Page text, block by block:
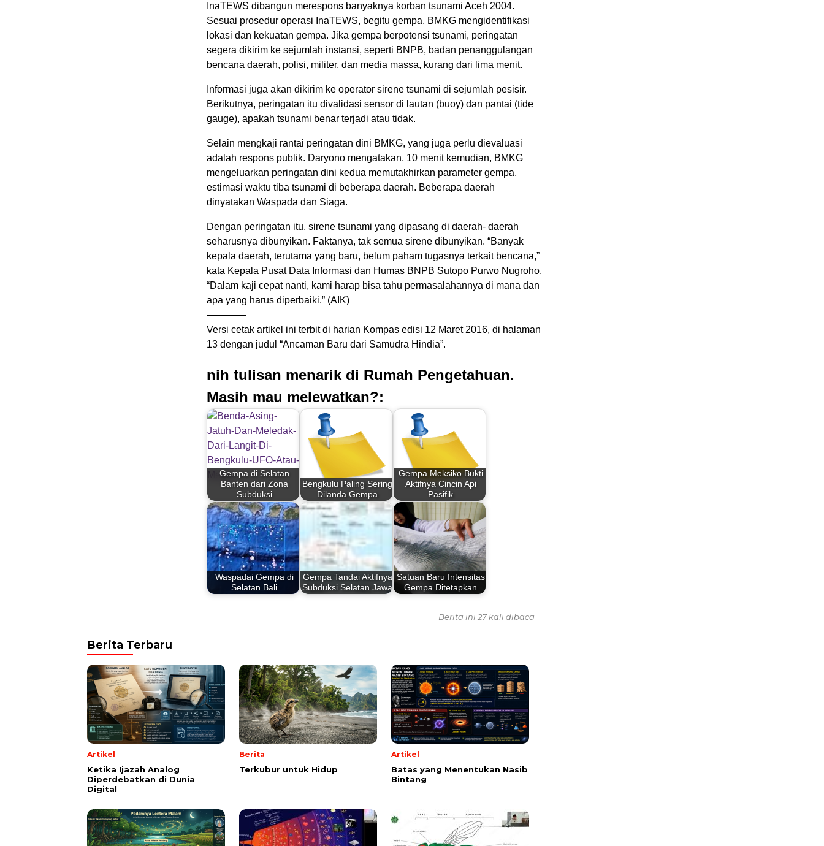
InaTEWS dibangun merespons banyaknya korban tsunami Aceh 2004.
Sesuai prosedur operasi InaTEWS, begitu gempa, BMKG mengidentifikasi
lokasi dan kekuatan gempa. Jika gempa berpotensi tsunami, peringatan
segera dikirim ke sejumlah instansi, seperti BNPB, badan penanggulangan
bencana daerah, polisi, militer, dan media massa, kurang dari lima menit.
Informasi juga akan dikirim ke operator sirene tsunami di sejumlah pesisir.
Berikutnya, peringatan itu divalidasi sensor di lautan (buoy) dan pantai (tide
gauge), apakah tsunami benar terjadi atau tidak.
Selain mengkaji rantai peringatan dini BMKG, yang juga perlu dievaluasi
adalah respons publik. Daryono mengatakan, 10 menit kemudian, BMKG
mengeluarkan peringatan dini kedua memutakhirkan parameter gempa,
estimasi waktu tiba tsunami di beberapa daerah. Beberapa daerah
dinyatakan Waspada dan Siaga.
Dengan peringatan itu, sirene tsunami yang dipasang di daerah- daerah
seharusnya dibunyikan. Faktanya, tak semua sirene dibunyikan. “Banyak
kepala daerah, terutama yang baru, belum paham tugasnya terkait bencana,”
kata Kepala Pusat Data Informasi dan Humas BNPB Sutopo Purwo Nugroho.
“Dalam kaji cepat nanti, kami harap bisa tahu permasalahannya di mana dan
apa yang harus diperbaiki.” (AIK)
————
Versi cetak artikel ini terbit di harian Kompas edisi 12 Maret 2016, di halaman
13 dengan judul “Ancaman Baru dari Samudra Hindia”.
nih tulisan menarik di Rumah Pengetahuan.
Masih mau melewatkan?:
Gempa di Selatan
Banten dari Zona
Subduksi
Bengkulu Paling Sering
Dilanda Gempa
Gempa Meksiko Bukti
Aktifnya Cincin Api
Pasifik
Waspadai Gempa di
Selatan Bali
Gempa Tandai Aktifnya
Subduksi Selatan Jawa
Satuan Baru Intensitas
Gempa Ditetapkan
Berita ini 27 kali dibaca
Berita Terbaru
Artikel
Ketika Ijazah Analog
Diperdebatkan di Dunia
Digital
Berita
Terkubur untuk Hidup
Artikel
Batas yang Menentukan Nasib
Bintang